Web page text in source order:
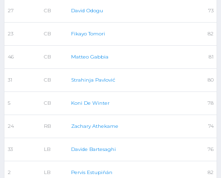
27 CB David Odogu 73
23 CB Fikayo Tomori 82
46 CB Matteo Gabbia 81
31 CB Strahinja Pavlović 80
5 CB Koni De Winter 78
24 RB Zachary Athekame 74
33 LB Davide Bartesaghi 76
2 LB Pervis Estupiñán 82